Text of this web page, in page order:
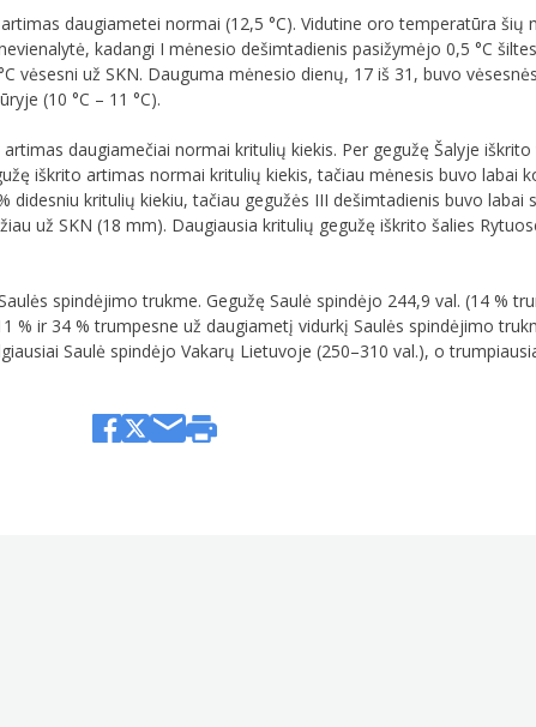
daugiametei normai (12,5 °C). Vidutine oro temperatūra šių
kadangi I mėnesio dešimtadienis pasižymėjo 0,5 °C
vėsesni už SKN. Dauguma mėnesio dienų, 17 iš 31, buvo
(10 °C – 11 °C).
daugiamečiai normai kritulių kiekis. Per gegužę Šalyje
iškrito artimas normai kritulių kiekis, tačiau mėnesis buvo labai
kritulių kiekiu, tačiau gegužės III dešimtadienis buvo labai
už SKN (18 mm). Daugiausia kritulių gegužę iškrito šalies
spindėjimo trukme. Gegužę Saulė spindėjo 244,9 val. (14 %
% ir 34 % trumpesne už daugiametį vidurkį Saulės spindėjimo
Saulė spindėjo Vakarų Lietuvoje (250–310 val.), o